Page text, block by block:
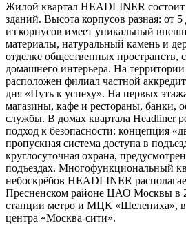
Жилой квартал HEADLINER
зданий. Высота корпусов разная: от
из корпусов имеет уникальный
материалы, натуральный камень и
отделке общественных пространств,
домашнего интерьера. На
расположен филиал частной
дня «Путь к успеху». На первых
магазины, кафе и рестораны, банки,
службы. В домах квартала Headliner
подход к безопасности: концепция
пропускная система доступа в
круглосуточная охрана,
подъездах. Многофункциональный
небоскрёбов HEADLINER
Пресненском районе ЦАО Москвы в
станции метро и МЦК «Шелепиха», в
центра «Москва-сити».